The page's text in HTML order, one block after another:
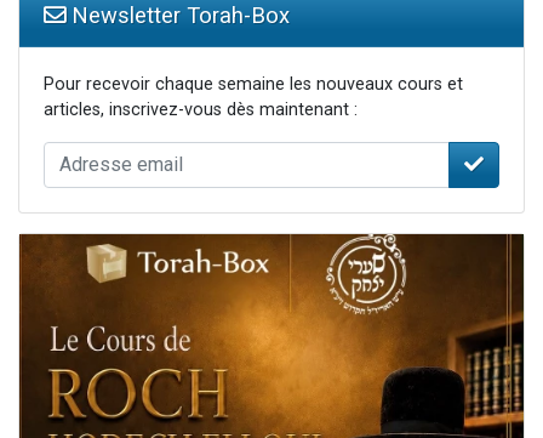
Newsletter Torah-Box
Pour recevoir chaque semaine les nouveaux cours et
articles, inscrivez-vous dès maintenant :